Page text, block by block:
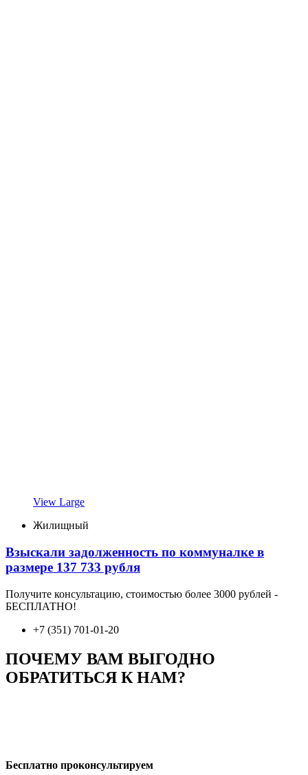
View Large
Жилищный
Взыскали задолженность по коммуналке в
размере 137 733 рубля
Получите консультацию, стоимостью более 3000 рублей -
БЕСПЛАТНО!
+7 (351) 701-01-20
ПОЧЕМУ ВАМ ВЫГОДНО
ОБРАТИТЬСЯ К НАМ?
Бесплатно проконсультируем